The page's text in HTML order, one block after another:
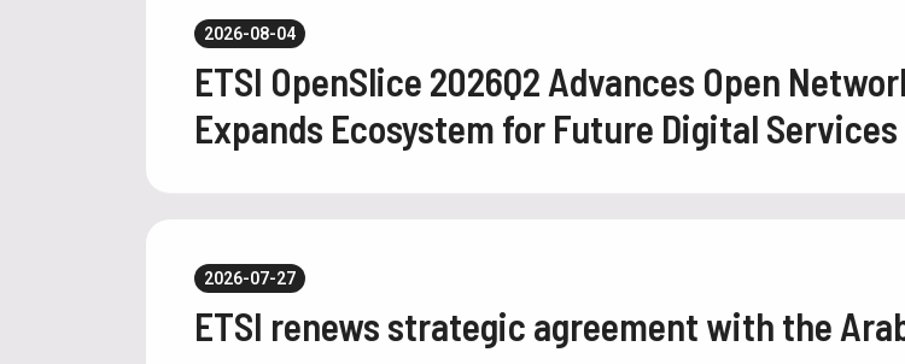
ETSI OpenSlice 2026Q2 Advances Open
Expands Ecosystem for Future Digital Services
2026-08-04
ETSI renews strategic agreement with the
2026-07-27